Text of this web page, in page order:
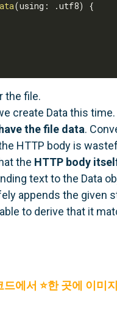
(using : .utf8)
{
the file.
create Data this
the file data.
HTTP body is
the HTTP body
text to the Data
appends the given
to derive that it
에서 ⭐️한 곳에 이미